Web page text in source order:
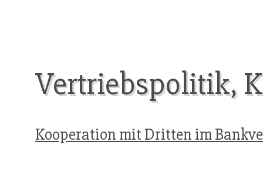
Vertriebspolitik,
Kooperation mit Dritten im